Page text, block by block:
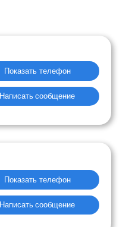
Показать телефон
Написать сообщение
Показать телефон
Написать сообщение